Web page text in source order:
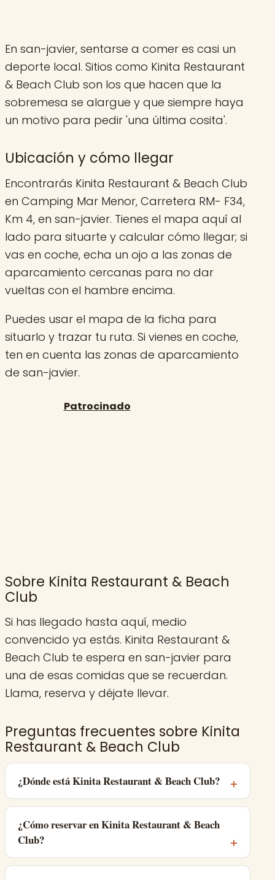
En san-javier, sentarse a comer es casi un
deporte local. Sitios como Kinita Restaurant
& Beach Club son los que hacen que la
sobremesa se alargue y que siempre haya
un motivo para pedir 'una última cosita'.
Ubicación y cómo llegar
Encontrarás Kinita Restaurant & Beach Club
en Camping Mar Menor, Carretera RM- F34,
Km 4, en san-javier. Tienes el mapa aquí al
lado para situarte y calcular cómo llegar; si
vas en coche, echa un ojo a las zonas de
aparcamiento cercanas para no dar
vueltas con el hambre encima.
Puedes usar el mapa de la ficha para
situarlo y trazar tu ruta. Si vienes en coche,
ten en cuenta las zonas de aparcamiento
de san-javier.
Sobre Kinita Restaurant & Beach
Club
Si has llegado hasta aquí, medio
convencido ya estás. Kinita Restaurant &
Beach Club te espera en san-javier para
una de esas comidas que se recuerdan.
Llama, reserva y déjate llevar.
Preguntas frecuentes sobre Kinita
Restaurant & Beach Club
¿Dónde está Kinita Restaurant & Beach Club?
¿Cómo reservar en Kinita Restaurant & Beach
Club?